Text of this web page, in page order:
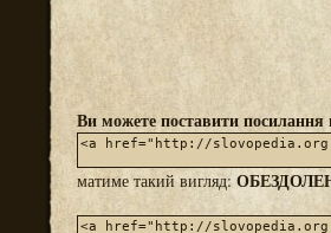
Ви можете поставити посилання
матиме такий вигляд: